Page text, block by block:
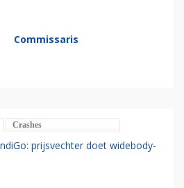
Commissaris
Crashes
prijsvechter doet widebody-